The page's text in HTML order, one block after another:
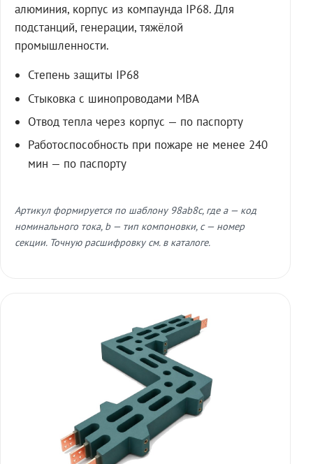
алюминия, корпус из компаунда IP68. Для
подстанций, генерации, тяжёлой
промышленности.
Степень защиты IP68
Стыковка с шинопроводами МВА
Отвод тепла через корпус — по паспорту
Работоспособность при пожаре не менее 240
мин — по паспорту
Артикул формируется по шаблону 98ab8c, где a — код
номинального тока, b — тип компоновки, c — номер
секции. Точную расшифровку см. в каталоге.